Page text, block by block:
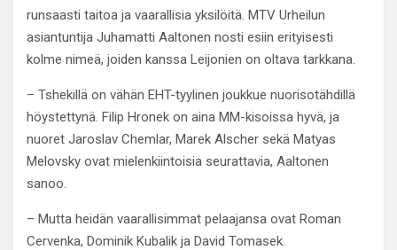
runsaasti taitoa ja vaarallisia yksilöitä. MTV Urheilun
asiantuntija Juhamatti Aaltonen nosti esiin erityisesti
kolme nimeä, joiden kanssa Leijonien on oltava tarkkana.
– Tshekillä on vähän EHT-tyylinen joukkue nuorisotähdillä
höystettynä. Filip Hronek on aina MM-kisoissa hyvä, ja
nuoret Jaroslav Chemlar, Marek Alscher sekä Matyas
Melovsky ovat mielenkiintoisia seurattavia, Aaltonen
sanoo.
– Mutta heidän vaarallisimmat pelaajansa ovat Roman
Cervenka, Dominik Kubalik ja David Tomasek.